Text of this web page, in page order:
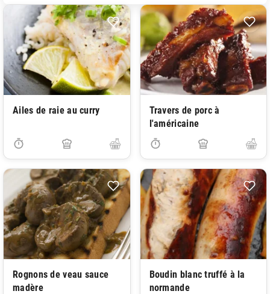
Ailes de raie au curry
Travers de porc à
l'américaine
Rognons de veau sauce
madère
Boudin blanc truffé à la
normande